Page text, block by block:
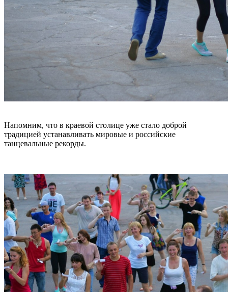
Напомним, что в краевой столице уже стало доброй
традицией устанавливать мировые и российские
танцевальные рекорды.